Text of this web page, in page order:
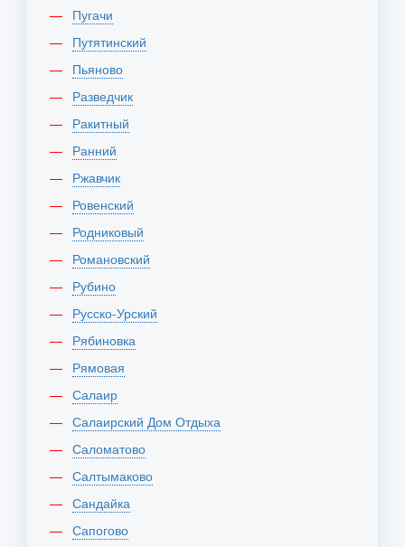
Пугачи
Путятинский
Пьяново
Разведчик
Ракитный
Ранний
Ржавчик
Ровенский
Родниковый
Романовский
Рубино
Русско-Урский
Рябиновка
Рямовая
Салаир
Салаирский Дом Отдыха
Саломатово
Салтымаково
Сандайка
Сапогово